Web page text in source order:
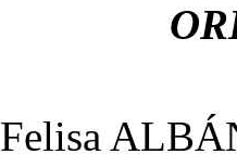
Felisa